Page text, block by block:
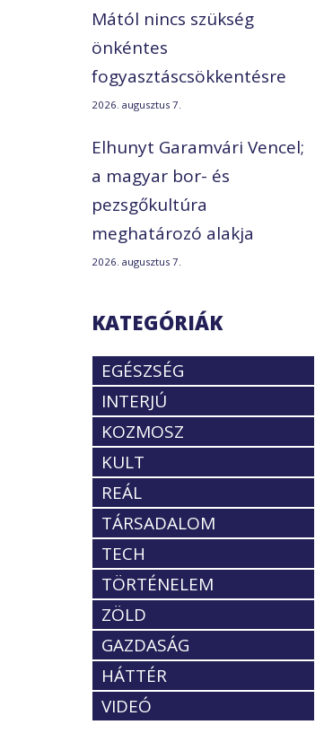
Mától nincs szükség
önkéntes
fogyasztáscsökkentésre
2026. augusztus 7.
Elhunyt Garamvári Vencel;
a magyar bor- és
pezsgőkultúra
meghatározó alakja
2026. augusztus 7.
KATEGÓRIÁK
EGÉSZSÉG
INTERJÚ
KOZMOSZ
KULT
REÁL
TÁRSADALOM
TECH
TÖRTÉNELEM
ZÖLD
GAZDASÁG
HÁTTÉR
VIDEÓ